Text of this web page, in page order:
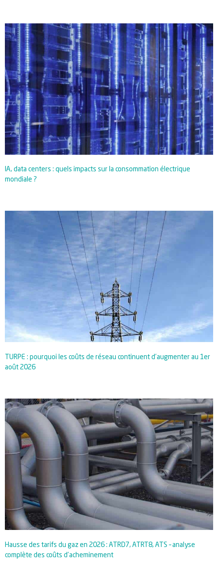
IA, data centers : quels impacts sur la consommation électrique
mondiale ?
TURPE : pourquoi les coûts de réseau continuent d’augmenter au 1er
août 2026
Hausse des tarifs du gaz en 2026 : ATRD7, ATRT8, ATS – analyse
complète des coûts d’acheminement